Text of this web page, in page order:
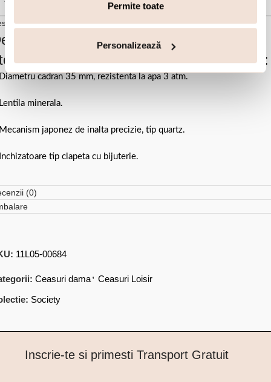
Permite toate
Personalizează
si detalii
produsului Ceas dama auriu din
inoxidabil placat cu aur de 18K Society:
cadran 35 mm, rezistenta la apa 3 atm.
minerala.
japonez de inalta precizie, tip quartz.
tip clapeta cu bijuterie.
(0)
11L05-00684
Ceasuri dama, Ceasuri Loisir
Society
Inscrie-te si primesti Transport Gratuit